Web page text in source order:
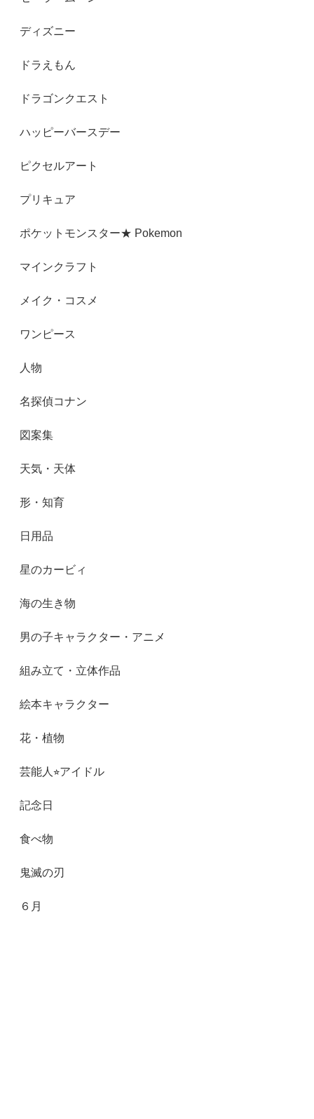
ディズニー
ドラえもん
ドラゴンクエスト
ハッピーバースデー
ピクセルアート
プリキュア
ポケットモンスター★ Pokemon
マインクラフト
メイク・コスメ
ワンピース
人物
名探偵コナン
図案集
天気・天体
形・知育
日用品
星のカービィ
海の生き物
男の子キャラクター・アニメ
組み立て・立体作品
絵本キャラクター
花・植物
芸能人⭐︎アイドル
記念日
食べ物
鬼滅の刃
６月